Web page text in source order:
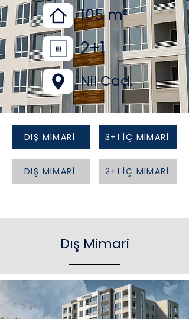
105 m²
2+1
Nil Cad.
DIŞ MİMARİ 3+1 İÇ MİMARİ
DIŞ MİMARİ 2+1 İÇ MİMARİ
Dış Mimari